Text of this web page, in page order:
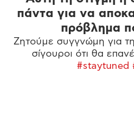
πάντα για να
πρόβλημα
Ζητούμε συγγνώμη για
σίγουροι ότι θα
#staytuned